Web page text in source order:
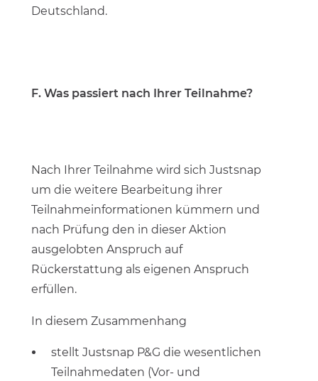
Deutschland.
F. Was passiert nach Ihrer Teilnahme?
Nach Ihrer Teilnahme wird sich Justsnap
um die weitere Bearbeitung ihrer
Teilnahmeinformationen kümmern und
nach Prüfung den in dieser Aktion
ausgelobten Anspruch auf
Rückerstattung als eigenen Anspruch
erfüllen.
In diesem Zusammenhang
stellt Justsnap P&G die wesentlichen
Teilnahmedaten (Vor- und